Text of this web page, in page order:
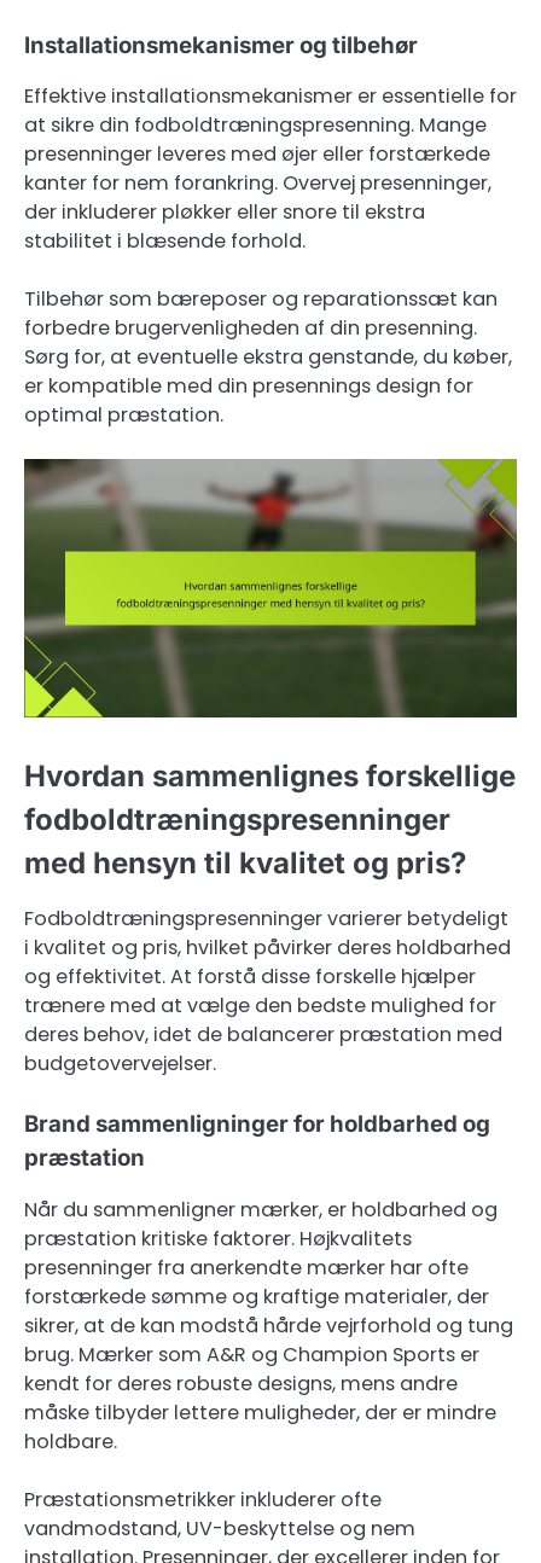
Installationsmekanismer og tilbehør
Effektive installationsmekanismer er essentielle for
at sikre din fodboldtræningspresenning. Mange
presenninger leveres med øjer eller forstærkede
kanter for nem forankring. Overvej presenninger,
der inkluderer pløkker eller snore til ekstra
stabilitet i blæsende forhold.
Tilbehør som bæreposer og reparationssæt kan
forbedre brugervenligheden af din presenning.
Sørg for, at eventuelle ekstra genstande, du køber,
er kompatible med din presennings design for
optimal præstation.
Hvordan sammenlignes forskellige
fodboldtræningspresenninger
med hensyn til kvalitet og pris?
Fodboldtræningspresenninger varierer betydeligt
i kvalitet og pris, hvilket påvirker deres holdbarhed
og effektivitet. At forstå disse forskelle hjælper
trænere med at vælge den bedste mulighed for
deres behov, idet de balancerer præstation med
budgetovervejelser.
Brand sammenligninger for holdbarhed og
præstation
Når du sammenligner mærker, er holdbarhed og
præstation kritiske faktorer. Højkvalitets
presenninger fra anerkendte mærker har ofte
forstærkede sømme og kraftige materialer, der
sikrer, at de kan modstå hårde vejrforhold og tung
brug. Mærker som A&R og Champion Sports er
kendt for deres robuste designs, mens andre
måske tilbyder lettere muligheder, der er mindre
holdbare.
Præstationsmetrikker inkluderer ofte
vandmodstand, UV-beskyttelse og nem
installation. Presenninger, der excellerer inden for